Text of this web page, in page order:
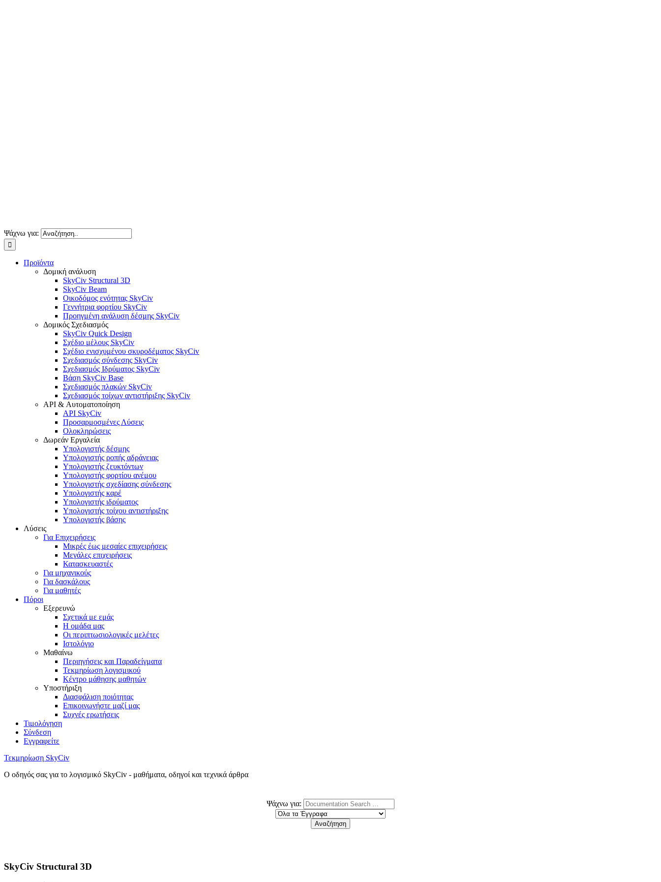
Ψάχνω για:
Προϊόντα
Δομική ανάλυση
SkyCiv Structural 3D
SkyCiv Beam
Οικοδόμος ενότητας SkyCiv
Γεννήτρια φορτίου SkyCiv
Προηγμένη ανάλυση δέσμης SkyCiv
Δομικός Σχεδιασμός
SkyCiv Quick Design
Σχέδιο μέλους SkyCiv
Σχέδιο ενισχυμένου σκυροδέματος SkyCiv
Σχεδιασμός σύνδεσης SkyCiv
Σχεδιασμός Ιδρύματος SkyCiv
Βάση SkyCiv Base
Σχεδιασμός πλακών SkyCiv
Σχεδιασμός τοίχων αντιστήριξης SkyCiv
API & Αυτοματοποίηση
API SkyCiv
Προσαρμοσμένες Λύσεις
Ολοκληρώσεις
Δωρεάν Εργαλεία
Υπολογιστής δέσμης
Υπολογιστής ροπής αδράνειας
Υπολογιστής ζευκτόντων
Υπολογιστής φορτίου ανέμου
Υπολογιστής σχεδίασης σύνδεσης
Υπολογιστής καρέ
Υπολογιστής ιδρύματος
Υπολογιστής τοίχου αντιστήριξης
Υπολογιστής βάσης
Λύσεις
Για Επιχειρήσεις
Μικρές έως μεσαίες επιχειρήσεις
Μεγάλες επιχειρήσεις
Κατασκευαστές
Για μηχανικούς
Για δασκάλους
Για μαθητές
Πόροι
Εξερευνώ
Σχετικά με εμάς
Η ομάδα μας
Οι περιπτωσιολογικές μελέτες
Ιστολόγιο
Μαθαίνω
Περιηγήσεις και Παραδείγματα
Τεκμηρίωση λογισμικού
Κέντρο μάθησης μαθητών
Υποστήριξη
Διασφάλιση ποιότητας
Επικοινωνήστε μαζί μας
Συχνές ερωτήσεις
Τιμολόγηση
Σύνδεση
Εγγραφείτε
Τεκμηρίωση SkyCiv
Ο οδηγός σας για το λογισμικό SkyCiv - μαθήματα, οδηγοί και τεχνικά άρθρα
Ψάχνω για:
SkyCiv Structural 3D